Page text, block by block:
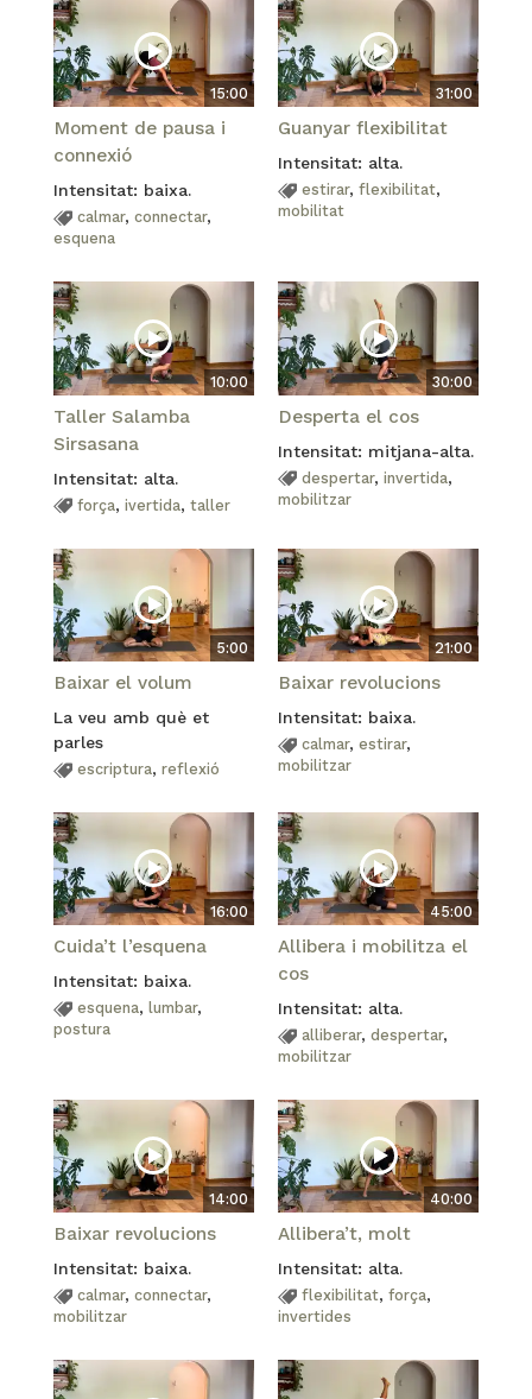
15:00
Moment de pausa i
connexió
Intensitat: baixa.
calmar, connectar,
esquena
31:00
Guanyar flexibilitat
Intensitat: alta.
estirar, flexibilitat,
mobilitat
10:00
Taller Salamba
Sirsasana
Intensitat: alta.
força, ivertida, taller
30:00
Desperta el cos
Intensitat: mitjana-alta.
despertar, invertida,
mobilitzar
5:00
Baixar el volum
La veu amb què et
parles
escriptura, reflexió
21:00
Baixar revolucions
Intensitat: baixa.
calmar, estirar,
mobilitzar
16:00
Cuida’t l’esquena
Intensitat: baixa.
esquena, lumbar,
postura
45:00
Allibera i mobilitza el
cos
Intensitat: alta.
alliberar, despertar,
mobilitzar
14:00
Baixar revolucions
Intensitat: baixa.
calmar, connectar,
mobilitzar
40:00
Allibera’t, molt
Intensitat: alta.
flexibilitat, força,
invertides